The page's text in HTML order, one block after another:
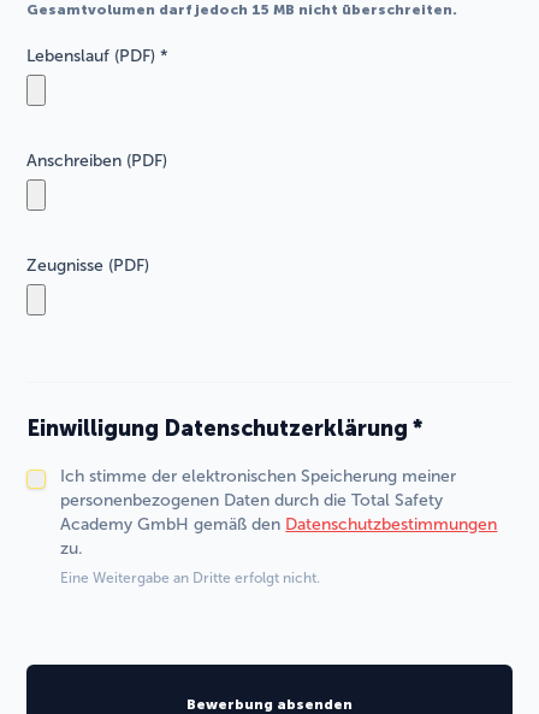
Gesamtvolumen darf jedoch 15 MB nicht überschreiten.
Lebenslauf (PDF) *
Anschreiben (PDF)
Zeugnisse (PDF)
Einwilligung Datenschutzerklärung *
Ich stimme der elektronischen Speicherung meiner
personenbezogenen Daten durch die Total Safety
Academy GmbH gemäß den Datenschutzbestimmungen
zu.
Eine Weitergabe an Dritte erfolgt nicht.
Bewerbung absenden